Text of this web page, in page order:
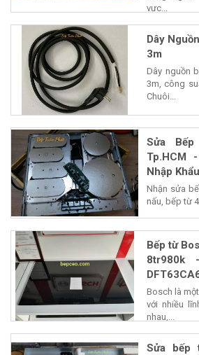
vực...
Dây
3m
Dây nguồn
3m, công
Chuôi...
Sửa
Tp.HCM
Nhập
Nhận sửa
nấu, bếp từ 4
Bếp từ
8tr980k
Bosch là
với nhiều
nhau,...
Sửa bếp